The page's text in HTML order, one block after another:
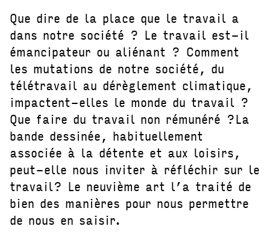
Que dire de la place que le travail a
dans notre société ? Le travail est-il
émancipateur ou aliénant ? Comment
les mutations de notre société, du
télétravail au dérèglement climatique,
impactent-elles le monde du travail ?
Que faire du travail non rémunéré ?La
bande dessinée, habituellement
associée à la détente et aux loisirs,
peut-elle nous inviter à réfléchir sur le
travail? Le neuvième art l’a traité de
bien des manières pour nous permettre
de nous en saisir.